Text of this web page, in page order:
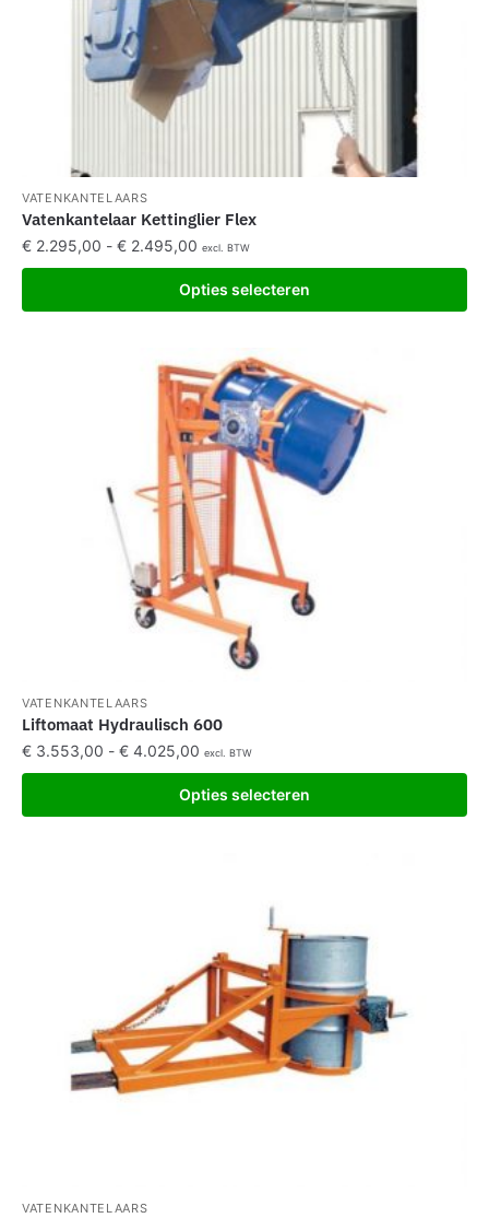
VATENKANTELAARS
Vatenkantelaar Kettinglier Flex
€ 2.295,00 - € 2.495,00 excl. BTW
Opties selecteren
VATENKANTELAARS
Liftomaat Hydraulisch 600
€ 3.553,00 - € 4.025,00 excl. BTW
Opties selecteren
VATENKANTELAARS